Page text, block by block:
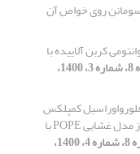
روی خواص آن
کربن آلاییده با
[دوره 8، شماره 3، 1400،
کمپلکس
شده در نانولوله‌های کربنی خالص و عامل دار از مدل غشایی POPE با
[دوره 8، شماره 4، 1400،